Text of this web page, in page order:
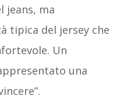
jeans, ma
tipica del jersey che
Un
una